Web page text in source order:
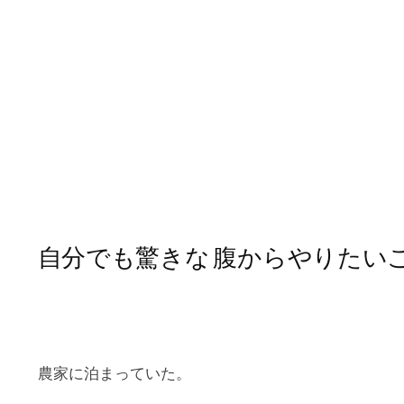
自分でも驚きな 腹からやりたい
農家に泊まっていた。